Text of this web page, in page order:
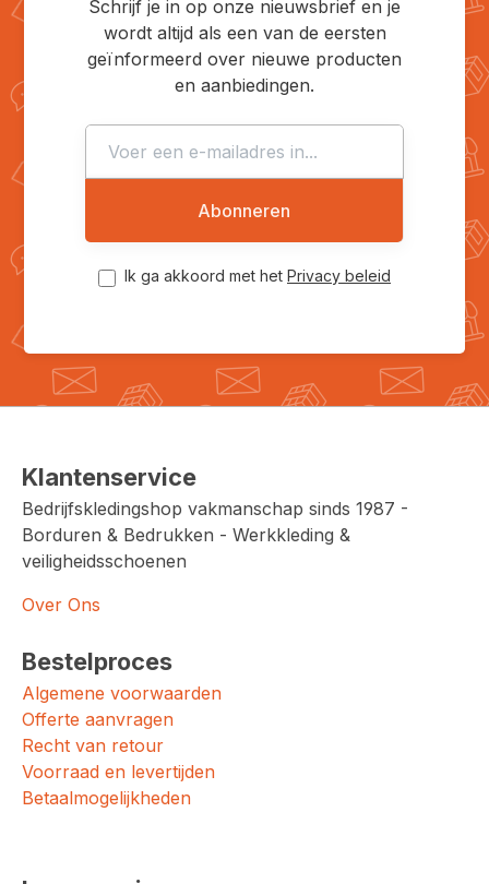
Schrijf je in op onze nieuwsbrief en je
wordt altijd als een van de eersten
geïnformeerd over nieuwe producten
en aanbiedingen.
Abonneren
Ik ga akkoord met het Privacy beleid
Klantenservice
Bedrijfskledingshop vakmanschap sinds 1987 -
Borduren & Bedrukken - Werkkleding &
veiligheidsschoenen
Over Ons
Bestelproces
Algemene voorwaarden
Offerte aanvragen
Recht van retour
Voorraad en levertijden
Betaalmogelijkheden